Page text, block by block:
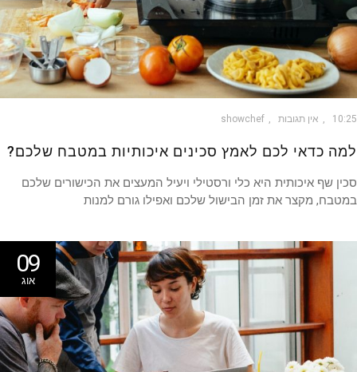
אין תגובות showchef
כדאי לכם לאמץ סכינים איכותיות במטבח שלכם?
שף איכותית היא כלי ורסטילי ויעיל המעצים את הכישורים שלכם
מקצר את זמן הבישול שלכם ואפילו גורם למנות
09
אוג